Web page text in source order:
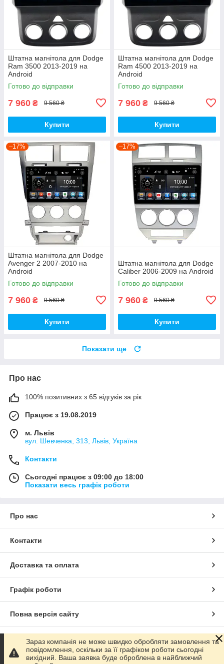
Штатна магнітола для Dodge
Ram 3500 2013-2019 на
Android
Готово до відправки
7 960 ₴ 9 560 ₴
Купити
Штатна магнітола для Dodge
Ram 4500 2013-2019 на
Android
Готово до відправки
7 960 ₴ 9 560 ₴
Купити
–17%
Штатна магнітола для Dodge
Avenger 2 2007-2010 на
Android
Готово до відправки
7 960 ₴ 9 560 ₴
Купити
–17%
Штатна магнітола для Dodge
Caliber 2006-2009 на Android
Готово до відправки
7 960 ₴ 9 560 ₴
Купити
Показати ще
Про нас
100% позитивних з 65 відгуків за рік
Працює з 19.08.2019
м. Львів
вул. Шевченка, 313, Львів, Україна
Контакти
Сьогодні працює з 09:00 до 18:00
Показати весь графік роботи
Про нас
Контакти
Доставка та оплата
Графік роботи
Повна версія сайту
Сайт створено на маркетплейсі Prom.ua
Зараз компанія не може швидко обробляти замовлення та
повідомлення, оскільки за її графіком роботи сьогодні
вихідний. Ваша заявка буде оброблена в найближчий